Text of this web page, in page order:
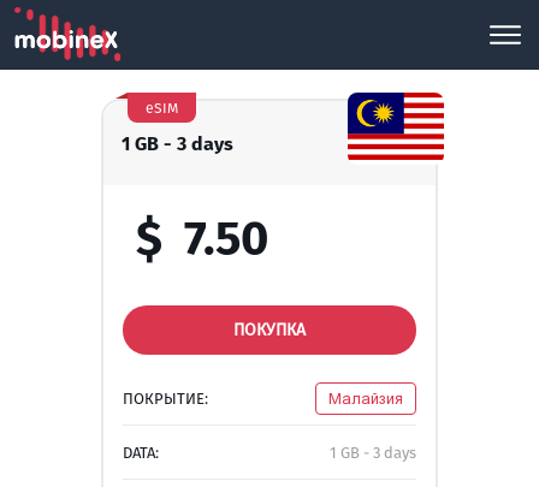
1 GB - 3 days
eSIM
$ 7.50
ПОКУПКА
ПОКРЫТИЕ: Малайзия
DATA: 1 GB - 3 days